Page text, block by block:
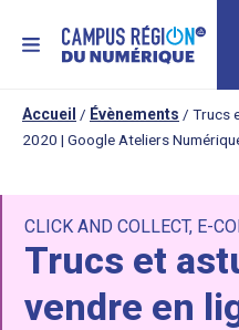
MENU
Accueil / Évènements / Trucs
2020 | Google Ateliers
CLICK AND COLLECT, E-
Trucs et
vendre en